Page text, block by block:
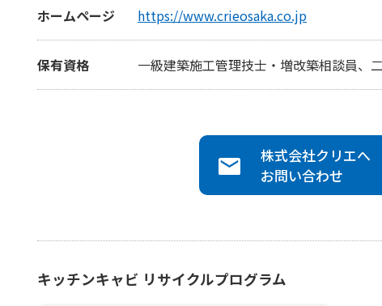
ホームページ https://www.crieosaka.co.jp
保有資格 一級建築施工管理技士・増改築相談員、
株式会社クリエへ
お問い合わせ
キッチンキャビ リサイクルプログラム